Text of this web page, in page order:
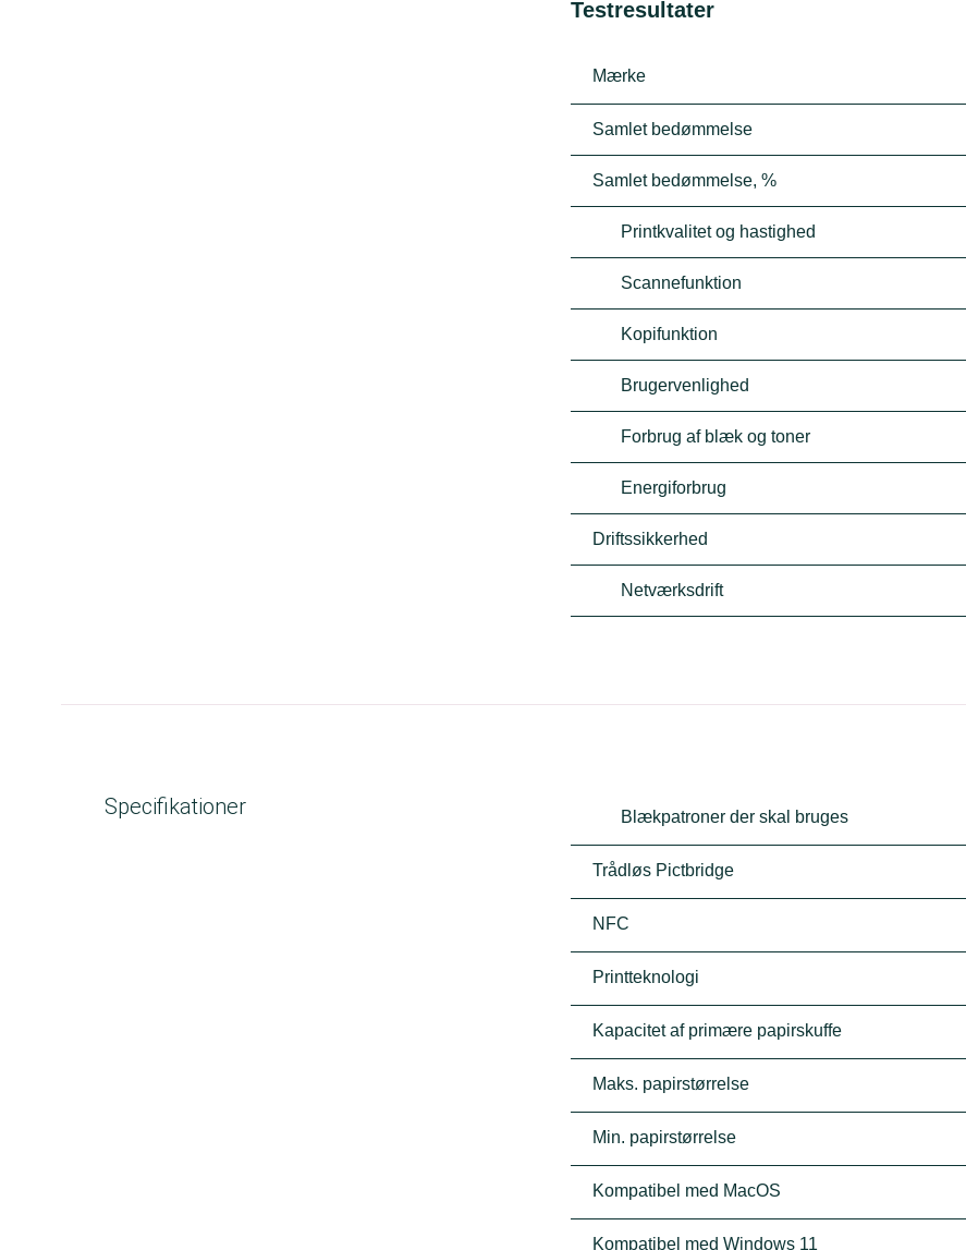
Testresultater
Mærke
Samlet bedømmelse
Samlet bedømmelse, %
Printkvalitet og hastighed
Scannefunktion
Kopifunktion
Brugervenlighed
Forbrug af blæk og toner
Energiforbrug
Driftssikkerhed
Netværksdrift
Specifikationer Blækpatroner der skal bruges
Trådløs Pictbridge
NFC
Printteknologi
Kapacitet af primære papirskuffe
Maks. papirstørrelse
Min. papirstørrelse
Kompatibel med MacOS
Kompatibel med Windows 11